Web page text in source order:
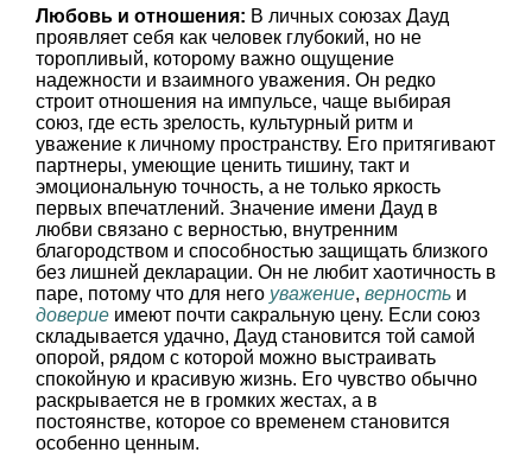
Любовь и отношения: В личных союзах Дауд
проявляет себя как человек глубокий, но не
торопливый, которому важно ощущение
надежности и взаимного уважения. Он редко
строит отношения на импульсе, чаще выбирая
союз, где есть зрелость, культурный ритм и
уважение к личному пространству. Его притягивают
партнеры, умеющие ценить тишину, такт и
эмоциональную точность, а не только яркость
первых впечатлений. Значение имени Дауд в
любви связано с верностью, внутренним
благородством и способностью защищать близкого
без лишней декларации. Он не любит хаотичность в
паре, потому что для него уважение, верность и
доверие имеют почти сакральную цену. Если союз
складывается удачно, Дауд становится той самой
опорой, рядом с которой можно выстраивать
спокойную и красивую жизнь. Его чувство обычно
раскрывается не в громких жестах, а в
постоянстве, которое со временем становится
особенно ценным.